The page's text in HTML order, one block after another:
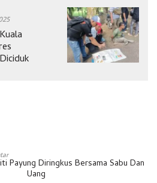
Payung Diringkus Bersama Sabu Dan
Uang